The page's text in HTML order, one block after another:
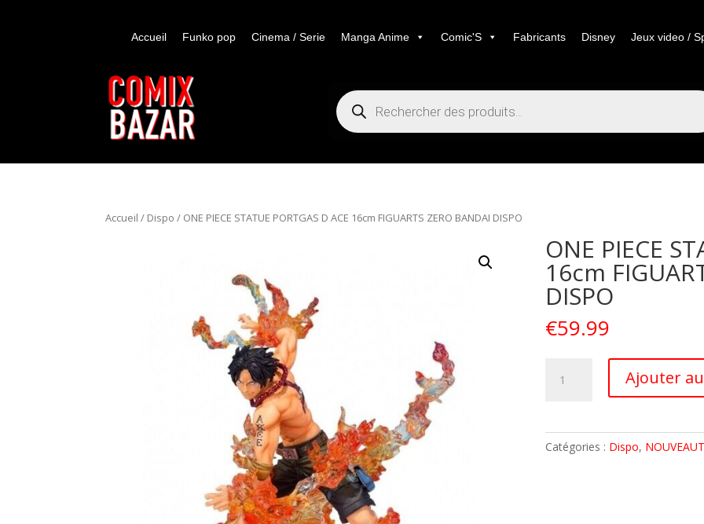
Accueil Funko pop Cinema / Serie Manga Anime Comic'S Fabricants Disney Jeux video /
Recherche
de
produits
Accueil / Dispo / ONE PIECE STATUE PORTGAS D ACE 16cm FIGUARTS ZERO BANDAI DISPO
ONE PIECE
16cm
DISPO
€59.99
PORTGAS
Ajouter
Catégories : Dispo,